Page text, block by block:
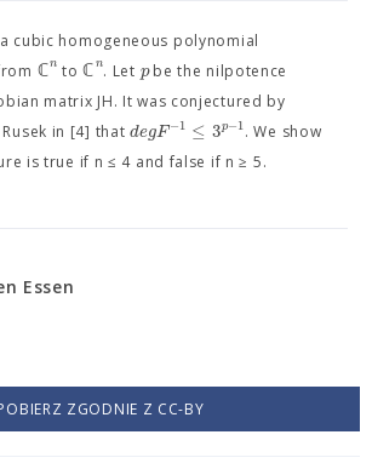
a cubic homogeneous polynomial
ℂn toℂn. Let pbe the nilpotence
matrix JH. It was conjectured by
in [4] thatdegF−1 ≤ 3p−1. We show
is true if n ≤ 4 and false if n ≥ 5.
Essen
ZGODNIE Z CC-BY